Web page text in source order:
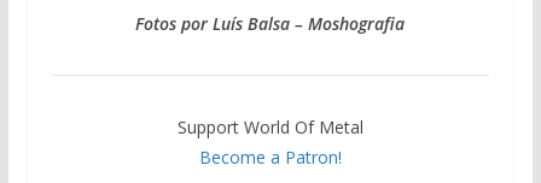
Fotos por Luís Balsa – Moshografia
Support World Of Metal
Become a Patron!